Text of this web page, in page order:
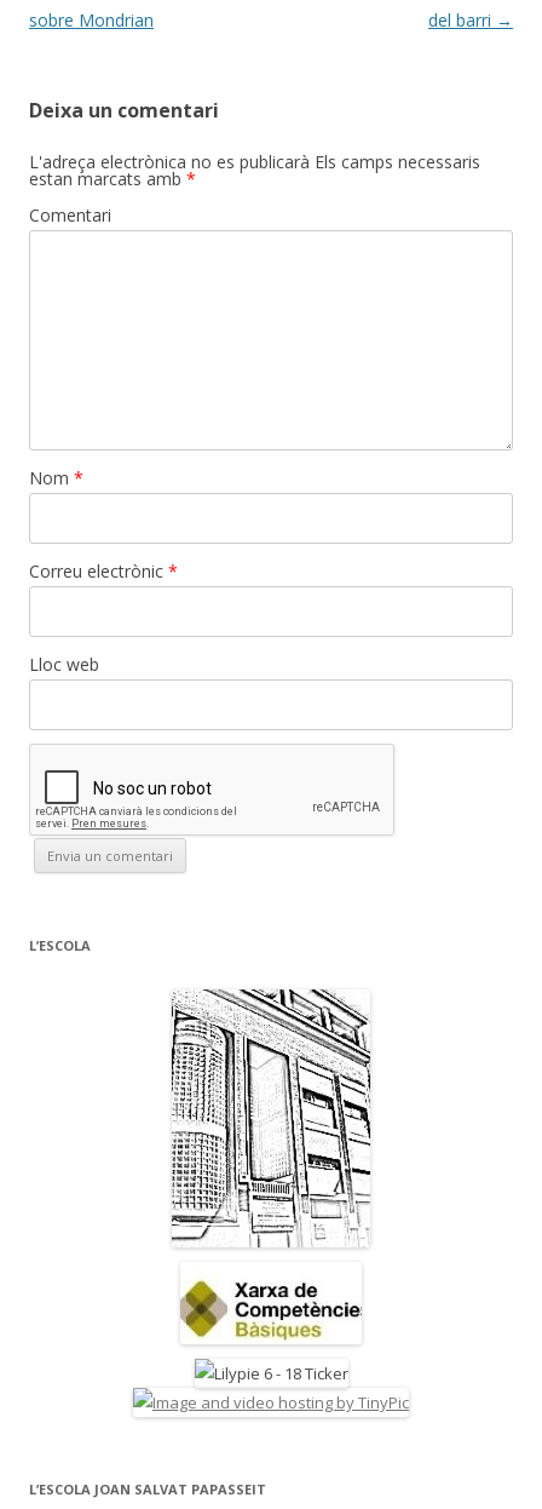
navigation
sobre Mondrian
del barri →
Deixa un comentari
L'adreça electrònica no es publicarà Els camps necessaris
estan marcats amb *
Comentari
Nom *
Correu electrònic *
Lloc web
L’ESCOLA
L’ESCOLA JOAN SALVAT PAPASSEIT